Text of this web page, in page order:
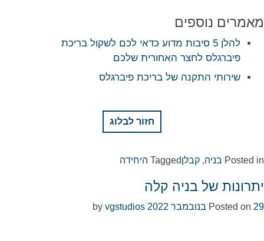
מאמרים נוספים
להלן 5 סיבות מדוע כדאי לכם לשקול בריכת
פיברגלס לחצר האחורית שלכם
שירותי התקנה של בריכת פיברגלס
חזור לבלוג
Posted in בניה, קבלןTagged היחידה
יתרונות של בניה קלה
Posted on 29 בנובמבר 2022 vgstudios